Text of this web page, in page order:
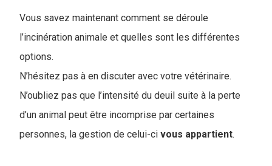
Vous savez maintenant comment se déroule
l’incinération animale et quelles sont les différentes
options.
N’hésitez pas à en discuter avec votre vétérinaire.
N’oubliez pas que l’intensité du deuil suite à la perte
d’un animal peut être incomprise par certaines
personnes, la gestion de celui-ci vous appartient.